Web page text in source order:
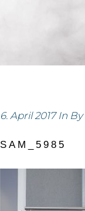
6. April 2017 In By
SAM_5985